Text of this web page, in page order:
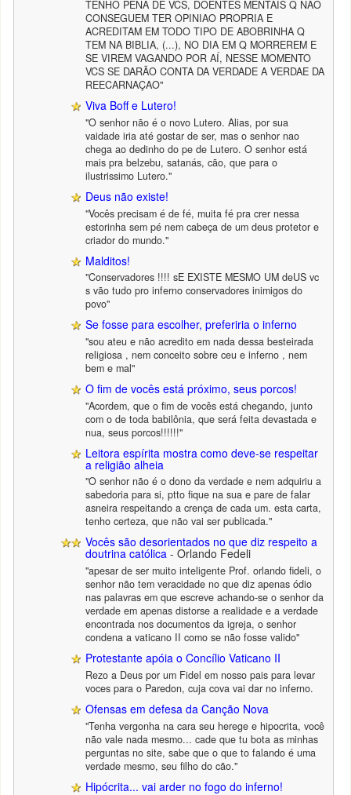
TENHO PENA DE VCS, DOENTES MENTAIS Q NÃO
CONSEGUEM TER OPINIAO PROPRIA E
ACREDITAM EM TODO TIPO DE ABOBRINHA Q
TEM NA BIBLIA, (...), NO DIA EM Q MORREREM E
SE VIREM VAGANDO POR AÍ, NESSE MOMENTO
VCS SE DARÃO CONTA DA VERDADE A VERDAE DA
REECARNAÇAO"
Viva Boff e Lutero!
"O senhor não é o novo Lutero. Alias, por sua
vaidade iria até gostar de ser, mas o senhor nao
chega ao dedinho do pe de Lutero. O senhor está
mais pra belzebu, satanás, cão, que para o
ilustrissimo Lutero."
Deus não existe!
"Vocês precisam é de fé, muita fé pra crer nessa
estorinha sem pé nem cabeça de um deus protetor e
criador do mundo."
Malditos!
"Conservadores !!!! sE EXISTE MESMO UM deUS vc
s vão tudo pro inferno conservadores inimigos do
povo"
Se fosse para escolher, preferiria o inferno
"sou ateu e não acredito em nada dessa besteirada
religiosa , nem conceito sobre ceu e inferno , nem
bem e mal"
O fim de vocês está próximo, seus porcos!
"Acordem, que o fim de vocês está chegando, junto
com o de toda babilônia, que será feita devastada e
nua, seus porcos!!!!!!"
Leitora espírita mostra como deve-se respeitar
a religião alheia
"O senhor não é o dono da verdade e nem adquiriu a
sabedoria para si, ptto fique na sua e pare de falar
asneira respeitando a crença de cada um. esta carta,
tenho certeza, que não vai ser publicada."
Vocês são desorientados no que diz respeito a
doutrina católica - Orlando Fedeli
"apesar de ser muito inteligente Prof. orlando fideli, o
senhor não tem veracidade no que diz apenas ódio
nas palavras em que escreve achando-se o senhor da
verdade em apenas distorse a realidade e a verdade
encontrada nos documentos da igreja, o senhor
condena a vaticano II como se não fosse valido"
Protestante apóia o Concílio Vaticano II
Rezo a Deus por um Fidel em nosso pais para levar
voces para o Paredon, cuja cova vai dar no inferno.
Ofensas em defesa da Canção Nova
"Tenha vergonha na cara seu herege e hipocrita, você
não vale nada mesmo... cade que tu bota as minhas
perguntas no site, sabe que o que to falando é uma
verdade mesmo, seu filho do cão."
Hipócrita... vai arder no fogo do inferno!